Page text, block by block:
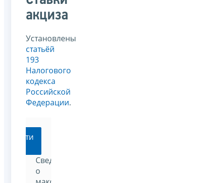
акциза
Установлены
статьёй
193
Налогового
кодекса
Российской
Федерации.
Перейти
Сведения
о